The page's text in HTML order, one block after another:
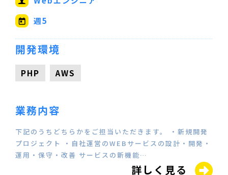
週5
開発環境
PHP AWS
業務内容
下記のうちどちらかをご担当いただきます。 ・新規開発
プロジェクト ・自社運営のWEBサービスの設計・開発・
運用・保守・改善 サービスの新機能…
詳しく見る